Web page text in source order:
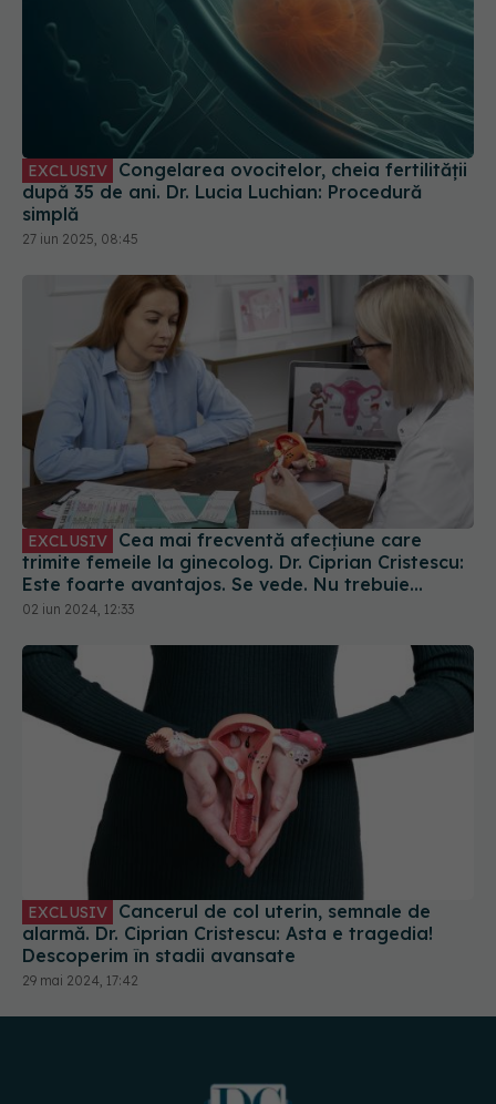
EXCLUSIV
după 35 de ani. Dr. Lucia Luchian: Procedură
simplă
27 iun 2025, 08:45
EXCLUSIV Cea mai frecventă afecțiune care
trimite femeile la ginecolog. Dr. Ciprian Cristescu:
Este foarte avantajos. Se vede. Nu trebuie
analiză imagistică
02 iun 2024, 12:33
EXCLUSIV
alarmă. Dr. Ciprian Cristescu: Asta e tragedia!
Descoperim în stadii avansate
29 mai 2024, 17:42